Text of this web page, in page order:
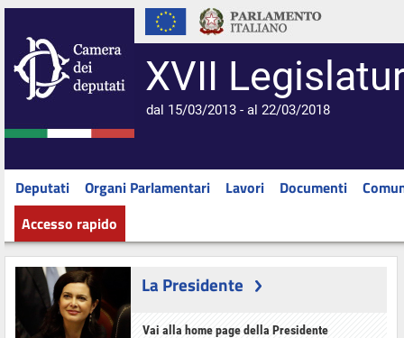
XVII
dal 15/03/2013 - al 22/03/2018
Deputati Organi Parlamentari Lavori Documenti
Accesso rapido
La Presidente
Vai alla home page della Presidente